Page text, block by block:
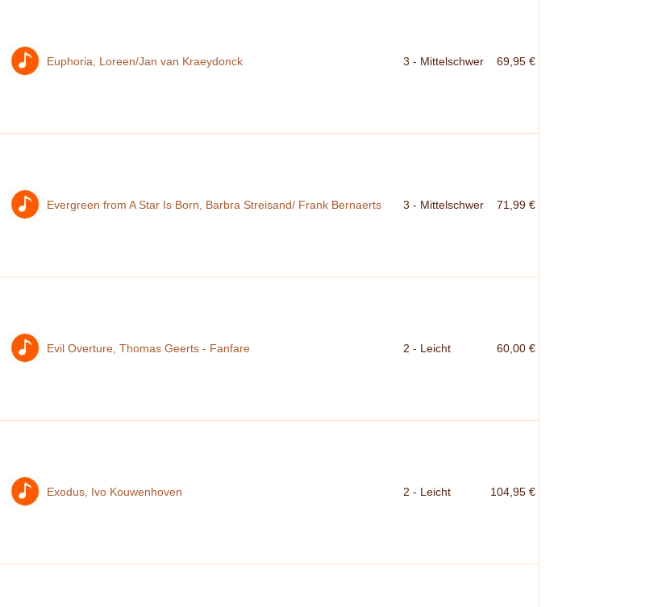
Euphoria, Loreen/Jan van Kraeydonck 3 - Mittelschwer 69,95 €
Evergreen from A Star Is Born, Barbra Streisand/ Frank Bernaerts 3 - Mittelschwer 71,99 €
Evil Overture, Thomas Geerts - Fanfare 2 - Leicht 60,00 €
Exodus, Ivo Kouwenhoven 2 - Leicht 104,95 €